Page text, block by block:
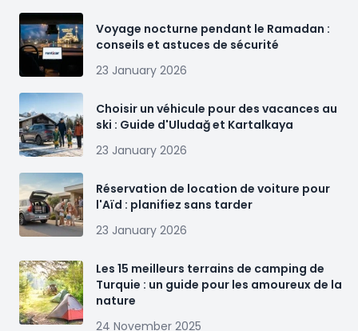
Voyage nocturne pendant le Ramadan :
conseils et astuces de sécurité
23 January 2026
Choisir un véhicule pour des vacances au
ski : Guide d'Uludağ et Kartalkaya
23 January 2026
Réservation de location de voiture pour
l'Aïd : planifiez sans tarder
23 January 2026
Les 15 meilleurs terrains de camping de
Turquie : un guide pour les amoureux de la
nature
24 November 2025